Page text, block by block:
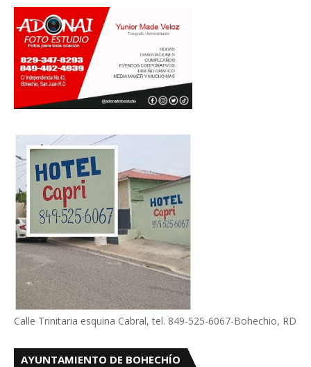
Calle Trinitaria esquina Cabral, tel. 849-525-6067-Bohechio, RD
AYUNTAMIENTO DE BOHECHÍO